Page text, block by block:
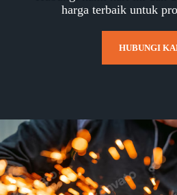
harga terbaik untuk
HUBUNGI